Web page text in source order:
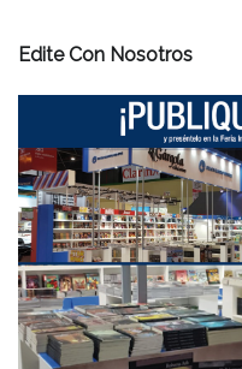
Edite Con Nosotros